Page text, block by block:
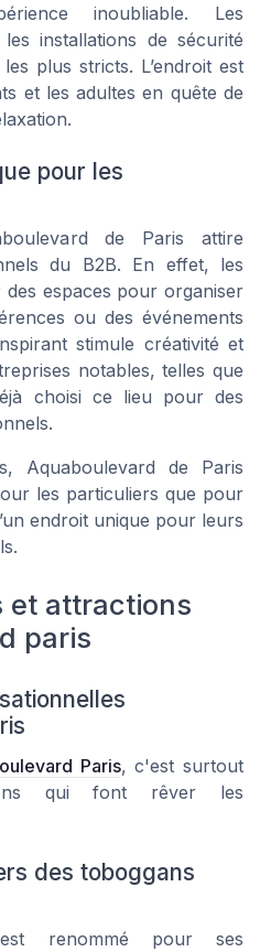
inoubliable. Les
installations de sécurité
plus stricts. L’endroit est
et les adultes en quête de
pour les
de Paris attire
du B2B. En effet, les
espaces pour organiser
ou des événements
stimule créativité et
notables, telles que
choisi ce lieu pour des
Aquaboulevard de Paris
les particuliers que pour
endroit unique pour leurs
et attractions
paris
Paris, c'est surtout
qui font rêver les
des toboggans
renommé pour ses